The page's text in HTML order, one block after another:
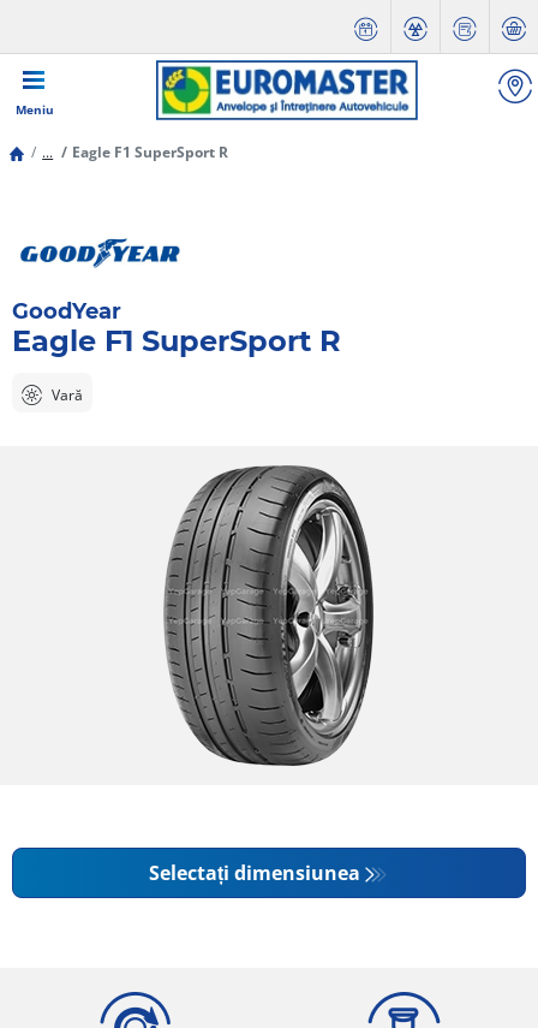
Meniu
... Eagle F1 SuperSport R
GoodYear
Eagle F1 SuperSport R
Vară
Selectați dimensiunea